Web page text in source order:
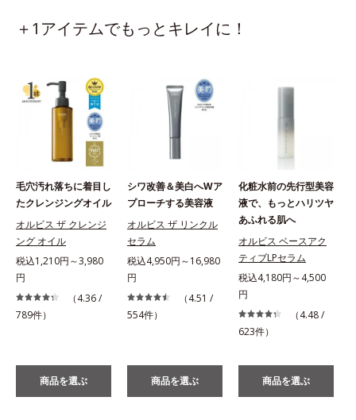
＋1アイテムでもっとキレイに！
毛穴汚れ落ちに着目し
たクレンジングオイル
オルビス ザ クレンジ
ング オイル
税込1,210円～3,980
円
（4.36 /
789件）
商品を選ぶ
シワ改善＆美白へWア
プローチする美容液
オルビス ザ リンクル
セラム
税込4,950円～16,980
円
（4.51 /
554件）
商品を選ぶ
化粧水前の先行型美容
液で、もっとハリツヤ
あふれる肌へ
オルビス ベースアク
ティブLPセラム
税込4,180円～4,500
円
（4.48 /
623件）
商品を選ぶ